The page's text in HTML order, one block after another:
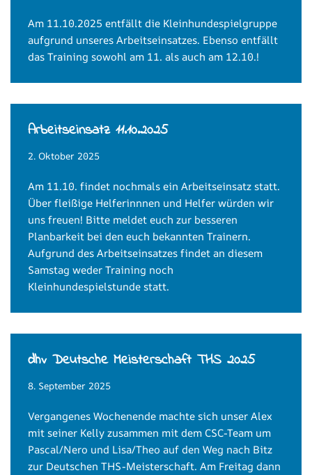
Am 11.10.2025 entfällt die Kleinhundespielgruppe
aufgrund unseres Arbeitseinsatzes. Ebenso entfällt
das Training sowohl am 11. als auch am 12.10.!
Arbeitseinsatz 11.10.2025
2. Oktober 2025
Am 11.10. findet nochmals ein Arbeitseinsatz statt.
Über fleißige Helferinnnen und Helfer würden wir
uns freuen! Bitte meldet euch zur besseren
Planbarkeit bei den euch bekannten Trainern.
Aufgrund des Arbeitseinsatzes findet an diesem
Samstag weder Training noch
Kleinhundespielstunde statt.
dhv Deutsche Meisterschaft THS 2025
8. September 2025
Vergangenes Wochenende machte sich unser Alex
mit seiner Kelly zusammen mit dem CSC-Team um
Pascal/Nero und Lisa/Theo auf den Weg nach Bitz
zur Deutschen THS-Meisterschaft. Am Freitag dann